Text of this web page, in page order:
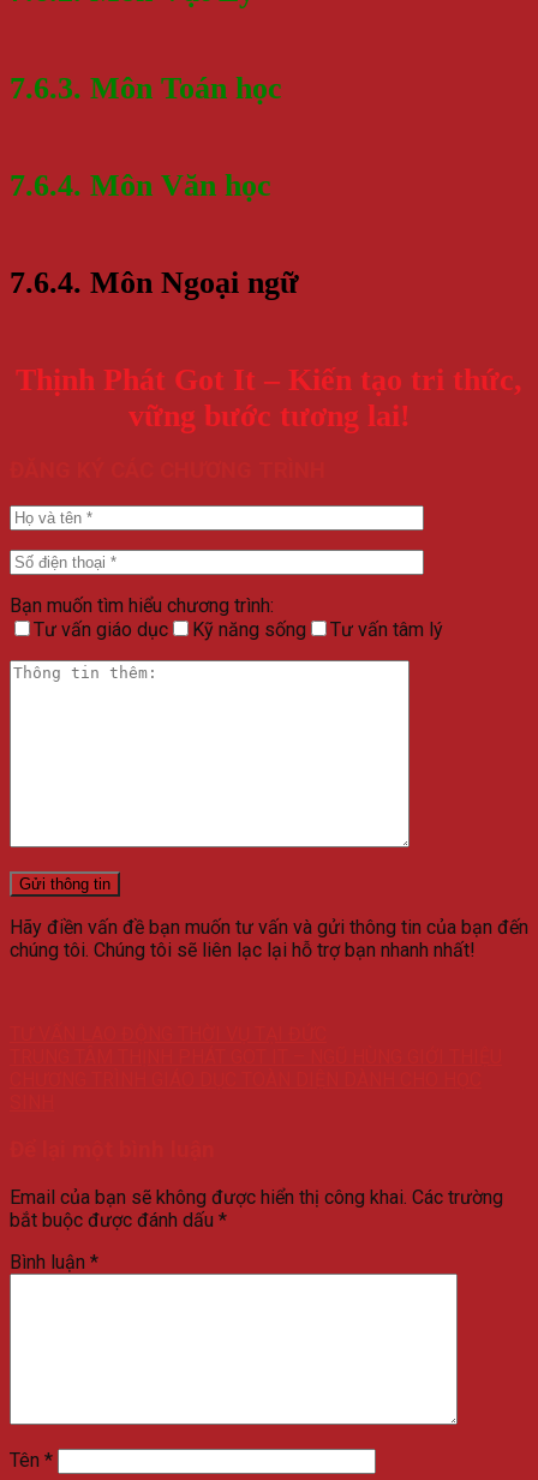
7.6.3. Môn Toán học
7.6.4. Môn Văn học
7.6.4. Môn Ngoại ngữ
Thịnh Phát Got It – Kiến tạo tri thức,
vững bước tương lai!
Bạn muốn tìm hiểu chương trình:
Tư vấn giáo dục
Kỹ năng sống Tư vấn tâm lý
Hãy điền vấn đề bạn muốn tư vấn và gửi thông tin của bạn đến
chúng tôi. Chúng tôi sẽ liên lạc lại hỗ trợ bạn nhanh nhất!
Email của bạn sẽ không được hiển thị công khai. Các trường
bắt buộc được đánh dấu *
Bình luận *
Tên *